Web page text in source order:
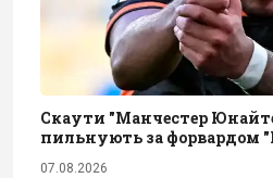
Скаути "Манчестер
пильнують за форвардом
07.08.2026